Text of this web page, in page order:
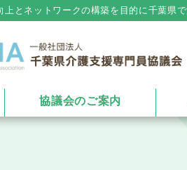
上とネットワークの構築を⽬的に千葉県
協議会のご案内